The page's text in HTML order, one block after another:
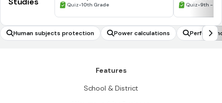
Quiz•10th Grade Quiz•9th -
Human subjects protection Power calculations Perform
Features
School & District